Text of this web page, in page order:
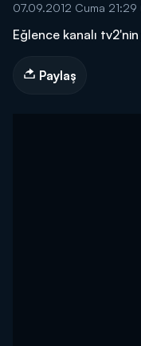
07.09.2012 Cuma 21:29
Eğlence kanalı
Paylaş